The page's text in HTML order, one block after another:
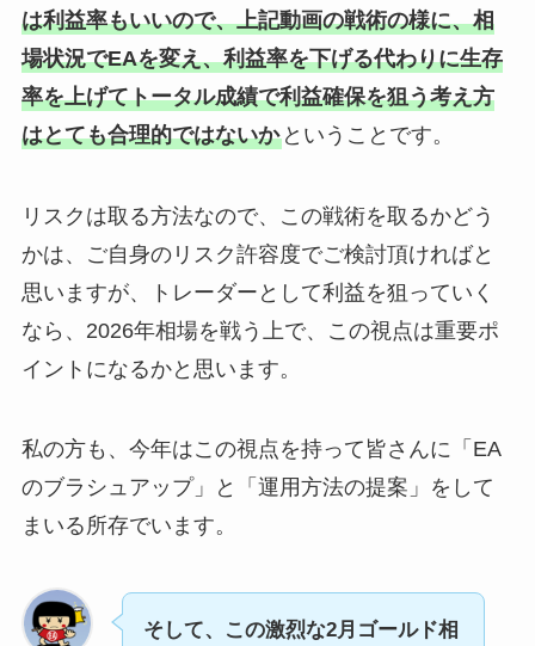
は利益率もいいので、上記動画の戦術の様に、相
場状況でEAを変え、利益率を下げる代わりに生存
率を上げてトータル成績で利益確保を狙う考え方
はとても合理的ではないかということです。
リスクは取る方法なので、この戦術を取るかどう
かは、ご自身のリスク許容度でご検討頂ければと
思いますが、トレーダーとして利益を狙っていく
なら、2026年相場を戦う上で、この視点は重要ポ
イントになるかと思います。
私の方も、今年はこの視点を持って皆さんに「EA
のブラシュアップ」と「運用方法の提案」をして
まいる所存でいます。
そして、この激烈な2月ゴールド相